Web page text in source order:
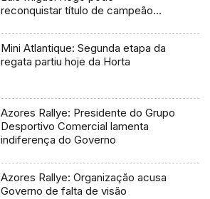
reconquistar título de campeão
Mini Atlantique: Segunda etapa da
regata partiu hoje da Horta
Azores Rallye: Presidente do Grupo
Desportivo Comercial lamenta
indiferença do Governo
Azores Rallye: Organização acusa
Governo de falta de visão